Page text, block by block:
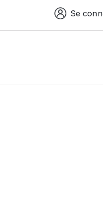
Espace
Se